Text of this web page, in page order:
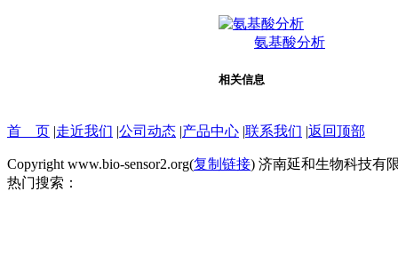
氨基酸分析
相关信息
首 页 |走近我们 |公司动态 |产品中心 |联系我们 |返回顶部
Copyright www.bio-sensor2.org(复制链接) 济南延和生物科技有
热门搜索：